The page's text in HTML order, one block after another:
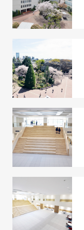
総合案内
ニュース・トピック
キャンパスマップ
アクセスマップ
緊急・災害時の対応
ご支援をお考えの方へ
ENGLISHページ
個人情報保護への取り組み
採用情報
地の塩、世の光（スクール